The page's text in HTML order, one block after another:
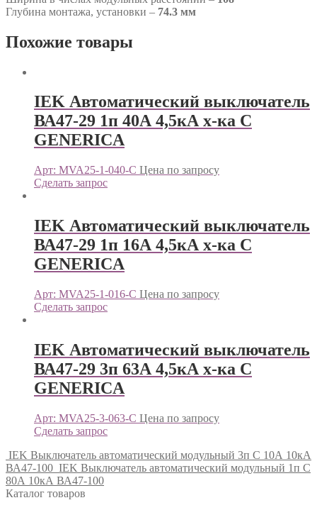
Глубина монтажа, установки – 74.3 мм
Похожие товары
IEK Автоматический выключатель
ВА47-29 1п 40А 4,5кА х-ка С
GENERICА
Арт: MVA25-1-040-C Цена по запросу
Сделать запрос
IEK Автоматический выключатель
ВА47-29 1п 16А 4,5кА х-ка С
GENERICА
Арт: MVA25-1-016-C Цена по запросу
Сделать запрос
IEK Автоматический выключатель
ВА47-29 3п 63А 4,5кА х-ка С
GENERICА
Арт: MVA25-3-063-C Цена по запросу
Сделать запрос
IEK Выключатель автоматический модульный 3п C 10А 10кА
ВА47-100 IEK Выключатель автоматический модульный 1п C
80А 10кА ВА47-100
Каталог товаров